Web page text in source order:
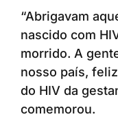
“Abrigavam
nascido com
morrido. A
nosso país,
do HIV da
comemorou.